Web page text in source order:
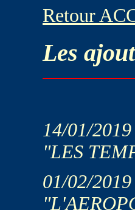
Retour
Les
14/01/
"LES
01/02/